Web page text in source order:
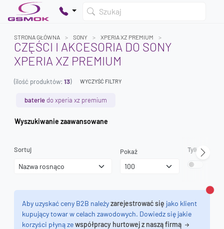
Szukaj
Dodaj produkty, aby kontynuować.
STRONA GŁÓWNA SONY XPERIA XZ PREMIUM
CZĘŚCI I AKCESORIA DO SONY
XPERIA XZ PREMIUM
(ilość produktów: 13) WYCZYŚĆ FILTRY
baterie do xperia xz premium
Wyszukiwanie zaawansowane
Sortuj Pokaż Tylko
Aby uzyskać ceny B2B należyzarejestrować się jako klient
kupujący towar w celach zawodowych. Dowiedz się jakie
korzyści płyną zewspółpracy hurtowej z naszą firmą